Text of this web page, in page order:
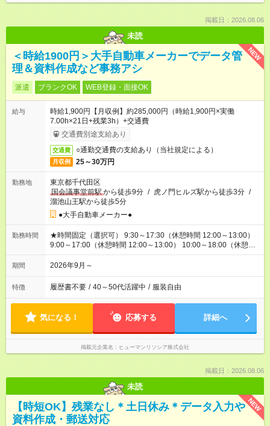
掲載日：2026.08.06
未読
NEW
＜時給1900円＞大手自動車メーカーでデータ管
理＆資料作成など事務アシ
派遣 ブランクOK WEB登録・面接OK
給与
時給1,900円【月収例】約285,000円（時給1,900円×実働
7.00h×21日+残業3h）+交通費
交通費別途支給あり
交通費 ○通勤交通費の支給あり（当社規定による）
月収例 25～30万円
勤務地
東京都千代田区
国会議事堂前駅から徒歩9分 / 虎ノ門ヒルズ駅から徒歩3分 /
溜池山王駅から徒歩5分
●大手自動車メーカー●
勤務時間
★時間固定（選択可） 9:30～17:30（休憩時間 12:00～13:00）
9:00～17:00（休憩時間 12:00～13:00） 10:00～18:00（休憩時
間 12:00～13:00）
期間 2026年9月～
特徴 履歴書不要 / 40～50代活躍中 / 服装自由
気になる！ 応募する 詳細へ
掲載元企業名 ヒューマンリソシア株式会社
掲載日：2026.08.06
未読
NEW
【時短OK】残業なし＊土日休み＊データ入力や
資料作成・郵送対応